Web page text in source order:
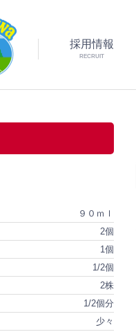
採用情報
RECRUIT
９０ｍｌ
2個
1個
1/2個
2株
1/2個分
少々